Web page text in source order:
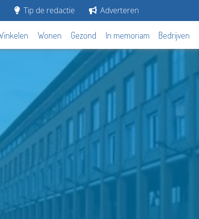
Tip de redactie Adverteren
Wonen Gezond In memoriam Bedrijven